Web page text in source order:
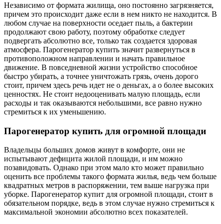
Независимо от формата жилища, оно постоянно загрязняется,
причем это происходит даже если в нем никто не находится. В
любом случае на поверхности оседает пыль, а бактерии
продолжают свою работу, поэтому обработке следует
подвергать абсолютно все, только так создается здоровая
атмосфера. Парогенератор купить значит развернуться в
противоположном направлении и начать правильное
движение. В повседневной жизни устройство способное
быстро убирать, а точнее уничтожать грязь, очень дорого
стоит, причем здесь речь идет не о деньгах, а о более высоких
ценностях. Не стоит недооценивать малую площадь, если
расходы и так оказываются небольшими, все равно нужно
стремиться к их уменьшению.
Парогенератор купить для огромной площади
Владельцы больших домов живут в комфорте, они не
испытывают дефицита жилой площади, и им можно
позавидовать. Однако при этом мало кто может правильно
оценить все проблемы такого формата жилья, ведь чем больше
квадратных метров в распоряжении, тем выше нагрузка при
уборке. Парогенератор купит для огромной площади, стоит в
обязательном порядке, ведь в этом случае нужно стремиться к
максимальной экономии абсолютно всех показателей.